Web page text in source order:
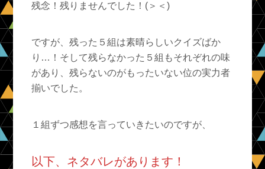
残念！残りませんでした！(＞＜)
ですが、残った５組は素晴らしいクイズばか
り…！そして残らなかった５組もそれぞれの味
があり、残らないのがもったいない位の実力者
揃いでした。
１組ずつ感想を言っていきたいのですが、
以下、ネタバレがあります！